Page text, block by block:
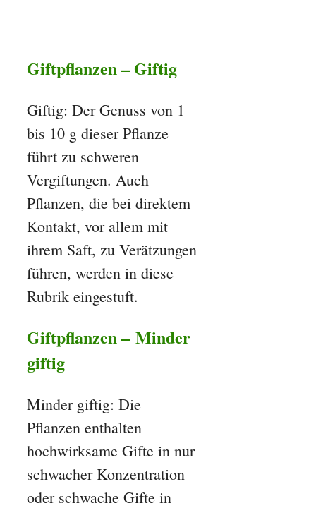
Giftpflanzen – Giftig
Giftig: Der Genuss von 1
bis 10 g dieser Pflanze
führt zu schweren
Vergiftungen. Auch
Pflanzen, die bei direktem
Kontakt, vor allem mit
ihrem Saft, zu Verätzungen
führen, werden in diese
Rubrik eingestuft.
Giftpflanzen – Minder
giftig
Minder giftig: Die
Pflanzen enthalten
hochwirksame Gifte in nur
schwacher Konzentration
oder schwache Gifte in